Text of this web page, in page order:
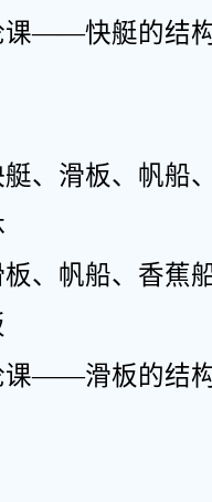
课——快艇的结
艇、滑板、帆船
板、帆船、香蕉
课——滑板的结